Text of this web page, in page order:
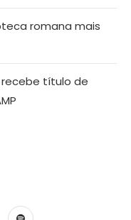
romana mais
recebe título de